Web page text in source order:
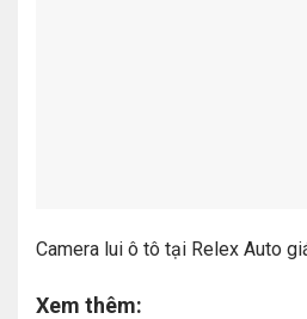
Camera lui ô tô tại Relex Auto
Xem thêm: